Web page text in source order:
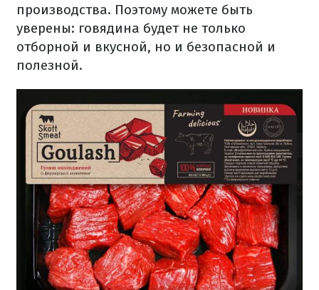
производства. Поэтому можете быть
уверены: говядина будет не только
отборной и вкусной, но и безопасной и
полезной.